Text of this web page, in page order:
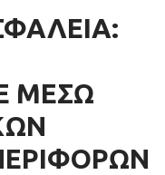
ΜΈΣΩ